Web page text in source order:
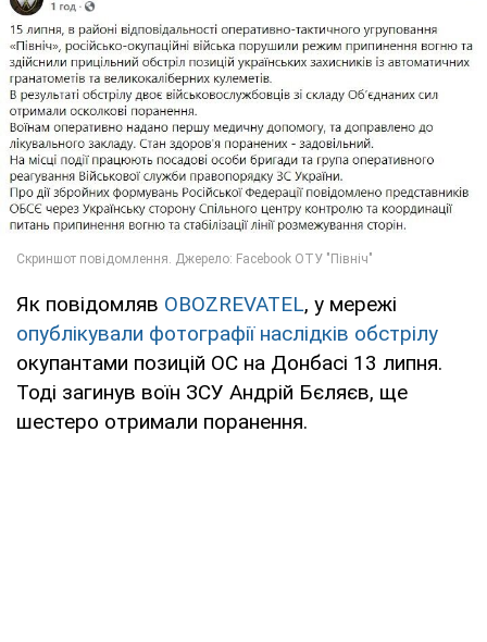
Як повідомляв OBOZREVATEL, у мережі
опублікували фотографії наслідків обстрілу
окупантами позицій ОС на Донбасі 13 липня.
Тоді загинув воїн ЗСУ Андрій Бєляєв, ще
шестеро отримали поранення.